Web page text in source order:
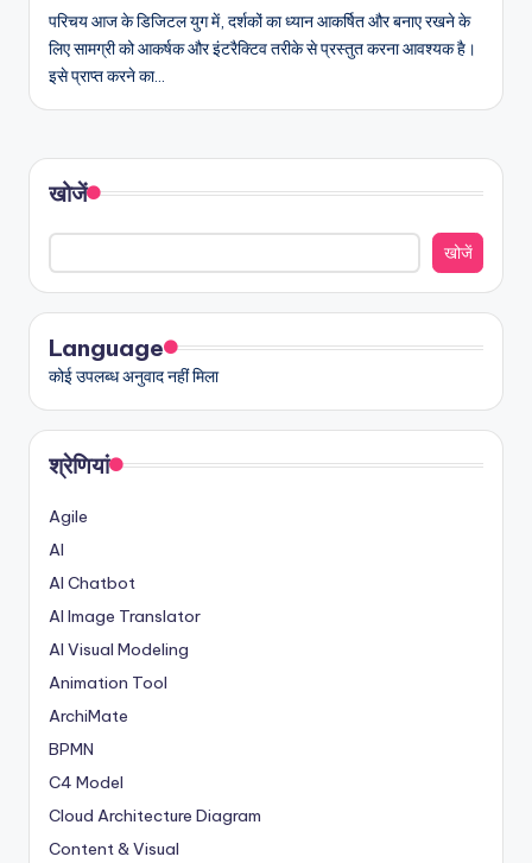
परिचय आज के डिजिटल युग में, दर्शकों का ध्यान आकर्षित और बनाए रखने के
लिए सामग्री को आकर्षक और इंटरैक्टिव तरीके से प्रस्तुत करना आवश्यक है।
इसे प्राप्त करने का…
खोजें
खोजें
Language
कोई उपलब्ध अनुवाद नहीं मिला
श्रेणियां
Agile
AI
AI Chatbot
AI Image Translator
AI Visual Modeling
Animation Tool
ArchiMate
BPMN
C4 Model
Cloud Architecture Diagram
Content & Visual